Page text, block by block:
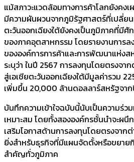
แม้สภาวะแวดล้อมทางการค้าโลกยังคง
มีความผันผวนจากภูมิรัฐศาสตร์ที่เปลี่ย
ตะวันออกเฉียงใต้ยังคงเป็นภูมิภาคที่มีศั
ของภาคอุตสาหกรรม โดยรายงานการล
ขององค์การการค้าและการพัฒนาแห่งส
ระบุว่า ในปี 2567 การลงทุนโดยตรงจาก
สู่เอเชียตะวันออกเฉียงใต้มีมูลค่ารวม
เพิ่มขึ้น 20,000 ล้านดอลลาร์สหรัฐจา
บันทึกความเข้าใจฉบับนี้นับเป็นความร่ว
เหมาะสม โดยทั้งสององค์กรชั้นนำจะผนึ
เสริมโอกาสด้านการลงทุนโดยตรงจากต่
ยิ่งสำหรับธุรกิจที่มีแผนจัดตั้งหรือขยาย
สำคัญทั่วภูมิภาค